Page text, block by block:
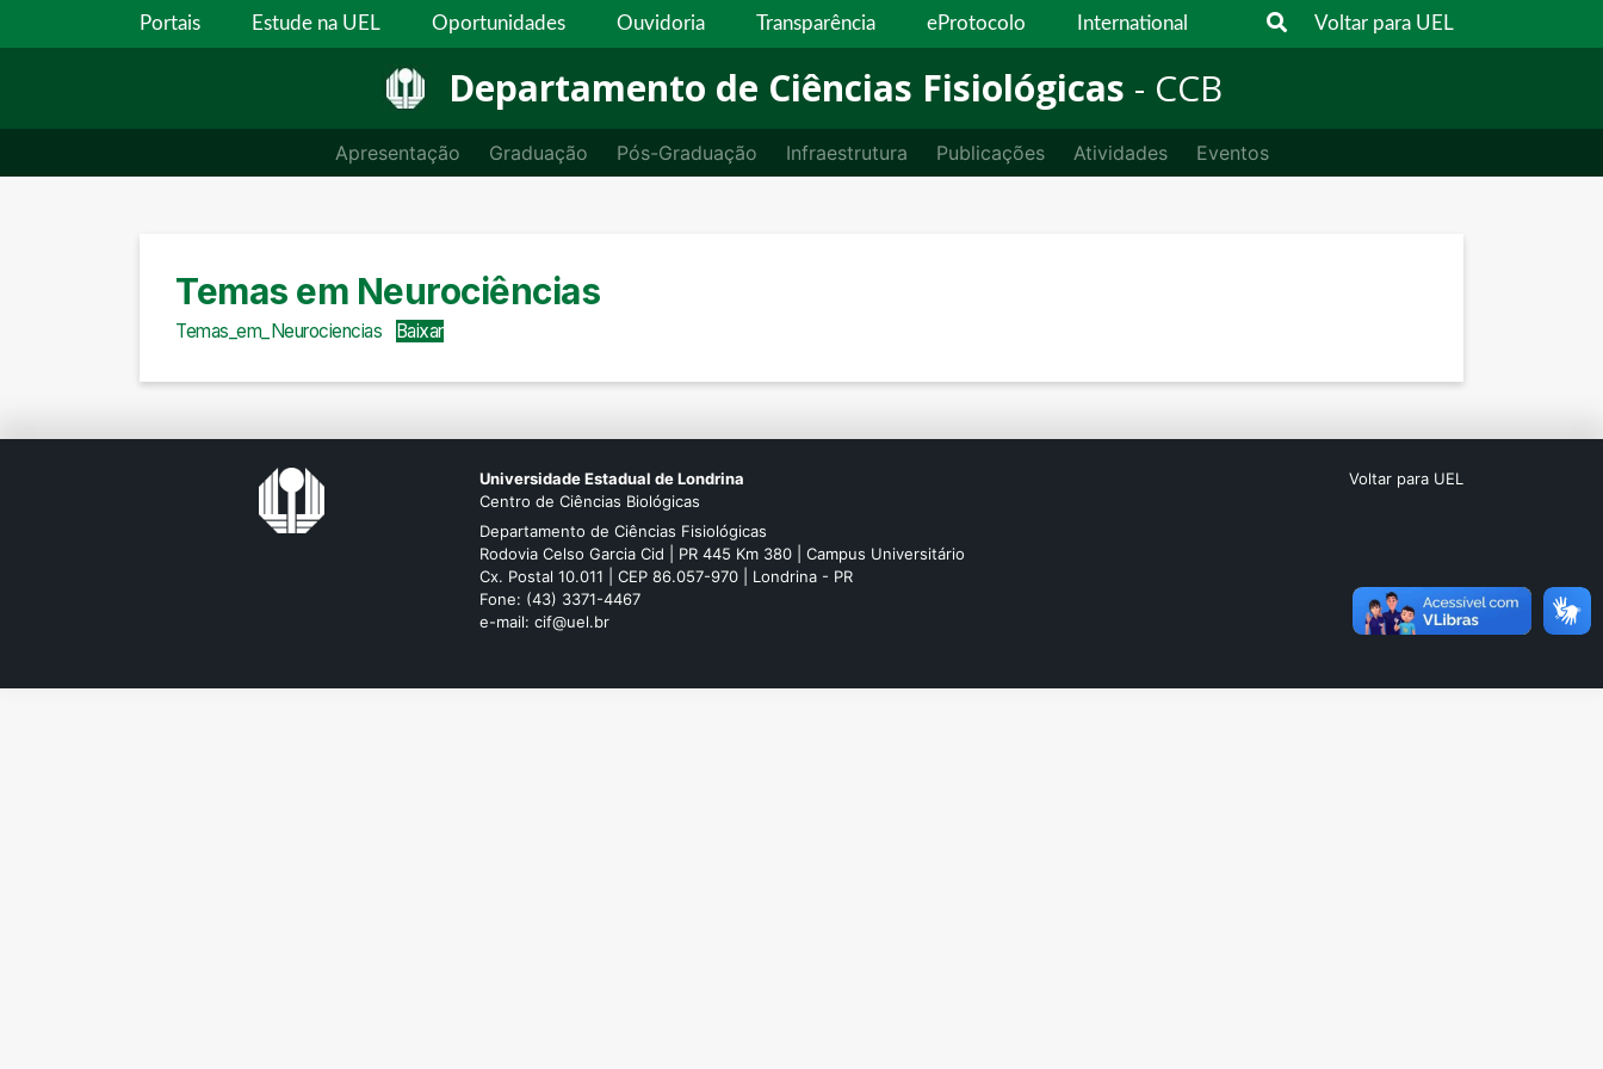
Portais Estude na UEL Oportunidades Ouvidoria Transparência eProtocolo International Voltar para UEL
Departamento de Ciências Fisiológicas - CCB
Apresentação Graduação Pós-Graduação Infraestrutura Publicações Atividades Eventos
Temas em Neurociências
Temas_em_Neurociencias Baixar
Universidade Estadual de Londrina
Centro de Ciências Biológicas
Departamento de Ciências Fisiológicas
Rodovia Celso Garcia Cid | PR 445 Km 380 | Campus Universitário
Cx. Postal 10.011 | CEP 86.057-970 | Londrina - PR
Fone: (43) 3371-4467
e-mail: cif@uel.br
Voltar para UEL